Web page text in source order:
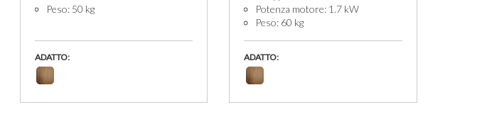
Peso: 50 kg
ADATTO:
Potenza motore: 1.7 kW
Peso: 60 kg
ADATTO: